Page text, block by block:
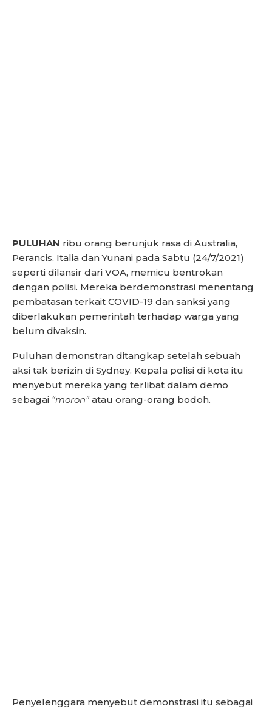
PULUHAN ribu orang berunjuk rasa di Australia,
Perancis, Italia dan Yunani pada Sabtu (24/7/2021)
seperti dilansir dari VOA, memicu bentrokan
dengan polisi. Mereka berdemonstrasi menentang
pembatasan terkait COVID-19 dan sanksi yang
diberlakukan pemerintah terhadap warga yang
belum divaksin.
Puluhan demonstran ditangkap setelah sebuah
aksi tak berizin di Sydney. Kepala polisi di kota itu
menyebut mereka yang terlibat dalam demo
sebagai “moron” atau orang-orang bodoh.
Penyelenggara menyebut demonstrasi itu sebagai